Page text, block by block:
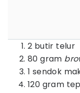
2 butir telur
80 gram
1 sendok
120 gram